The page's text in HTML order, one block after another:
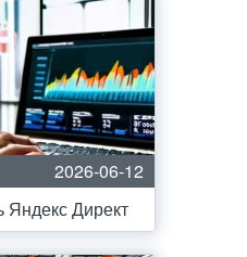
2026-06-12
Яндекс Директ